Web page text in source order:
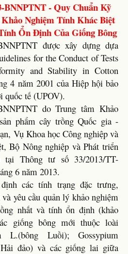
BNNPTNT - Quy Chuẩn Kỹ
Nghiệm Tính Khác Biệt
Ổn Định Của Giống Bông
được xây dựng dựa
for the Conduct of Tests
and Stability in Cotton
4 năm 2001 của Hiệp hội bảo
quốc tế (UPOV).
do Trung tâm Khảo
phẩm cây trồng Quốc gia -
Vụ Khoa học Công nghiệp và
Bộ Nông nghiệp và Phát triển
tại Thông tư số 33/2013/TT-
6 năm 2013.
các tính trạng đặc trưng,
yêu cầu quản lý khảo nghiệm
nhất và tính ổn định (khảo
giống bông mới thuộc loài
L.(bông Luồi); Gossypium
đảo) và các giống lai giữa